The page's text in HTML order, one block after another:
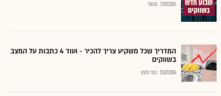
27.07.2026 רם מורי
המדריך שכל משקיע צריך להכיר - ועוד 4 כתבות על המצב
בשווקים
25.07.2026 כתבי גלובס